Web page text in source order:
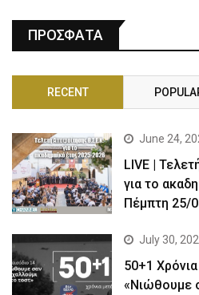
ΠΡΟΣΦΑΤΑ
RECENT
June 24,
LIVE |
για το
Πέμπτη 25/
July 30,
50+1
«Νιώθουμε